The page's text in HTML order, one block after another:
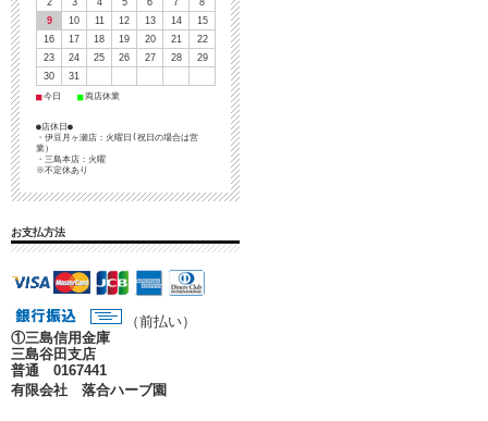
2 3 4 5 6 7
8
9
10 11 12 13 14
15
16
17 18 19 20 21
22
23
24 25 26 27 28
29
30
31
■ 今日 ■ 両店休業
●店休日●
・伊豆月ヶ瀬店：火曜日(祝日の場合は営
業）
・三島本店：火曜
※不定休あり
お支払方法
（前払い）
①三島信用金庫
三島谷田支店
普通 0167441
有限会社 落合ハーブ園